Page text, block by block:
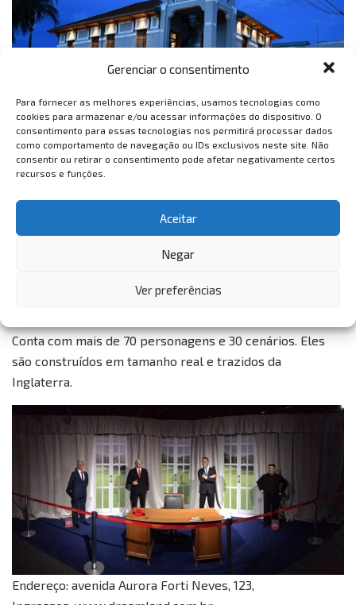
Gerenciar o consentimento
Para fornecer as melhores experiências, usamos tecnologias como
cookies para armazenar e/ou acessar informações do dispositivo. O
consentimento para essas tecnologias nos permitirá processar dados
como comportamento de navegação ou IDs exclusivos neste site. Não
consentir ou retirar o consentimento pode afetar negativamente certos
recursos e funções.
Aceitar
Negar
Ver preferências
Patrimônio de São João Batista
Entrada: gratuita
Horário de visitação: de terça-feira a domingo, das 15h às
Conta com mais de 70 personagens e 30 cenários. Eles
são construídos em tamanho real e trazidos da
Inglaterra.
Endereço: avenida Aurora Forti Neves, 123,